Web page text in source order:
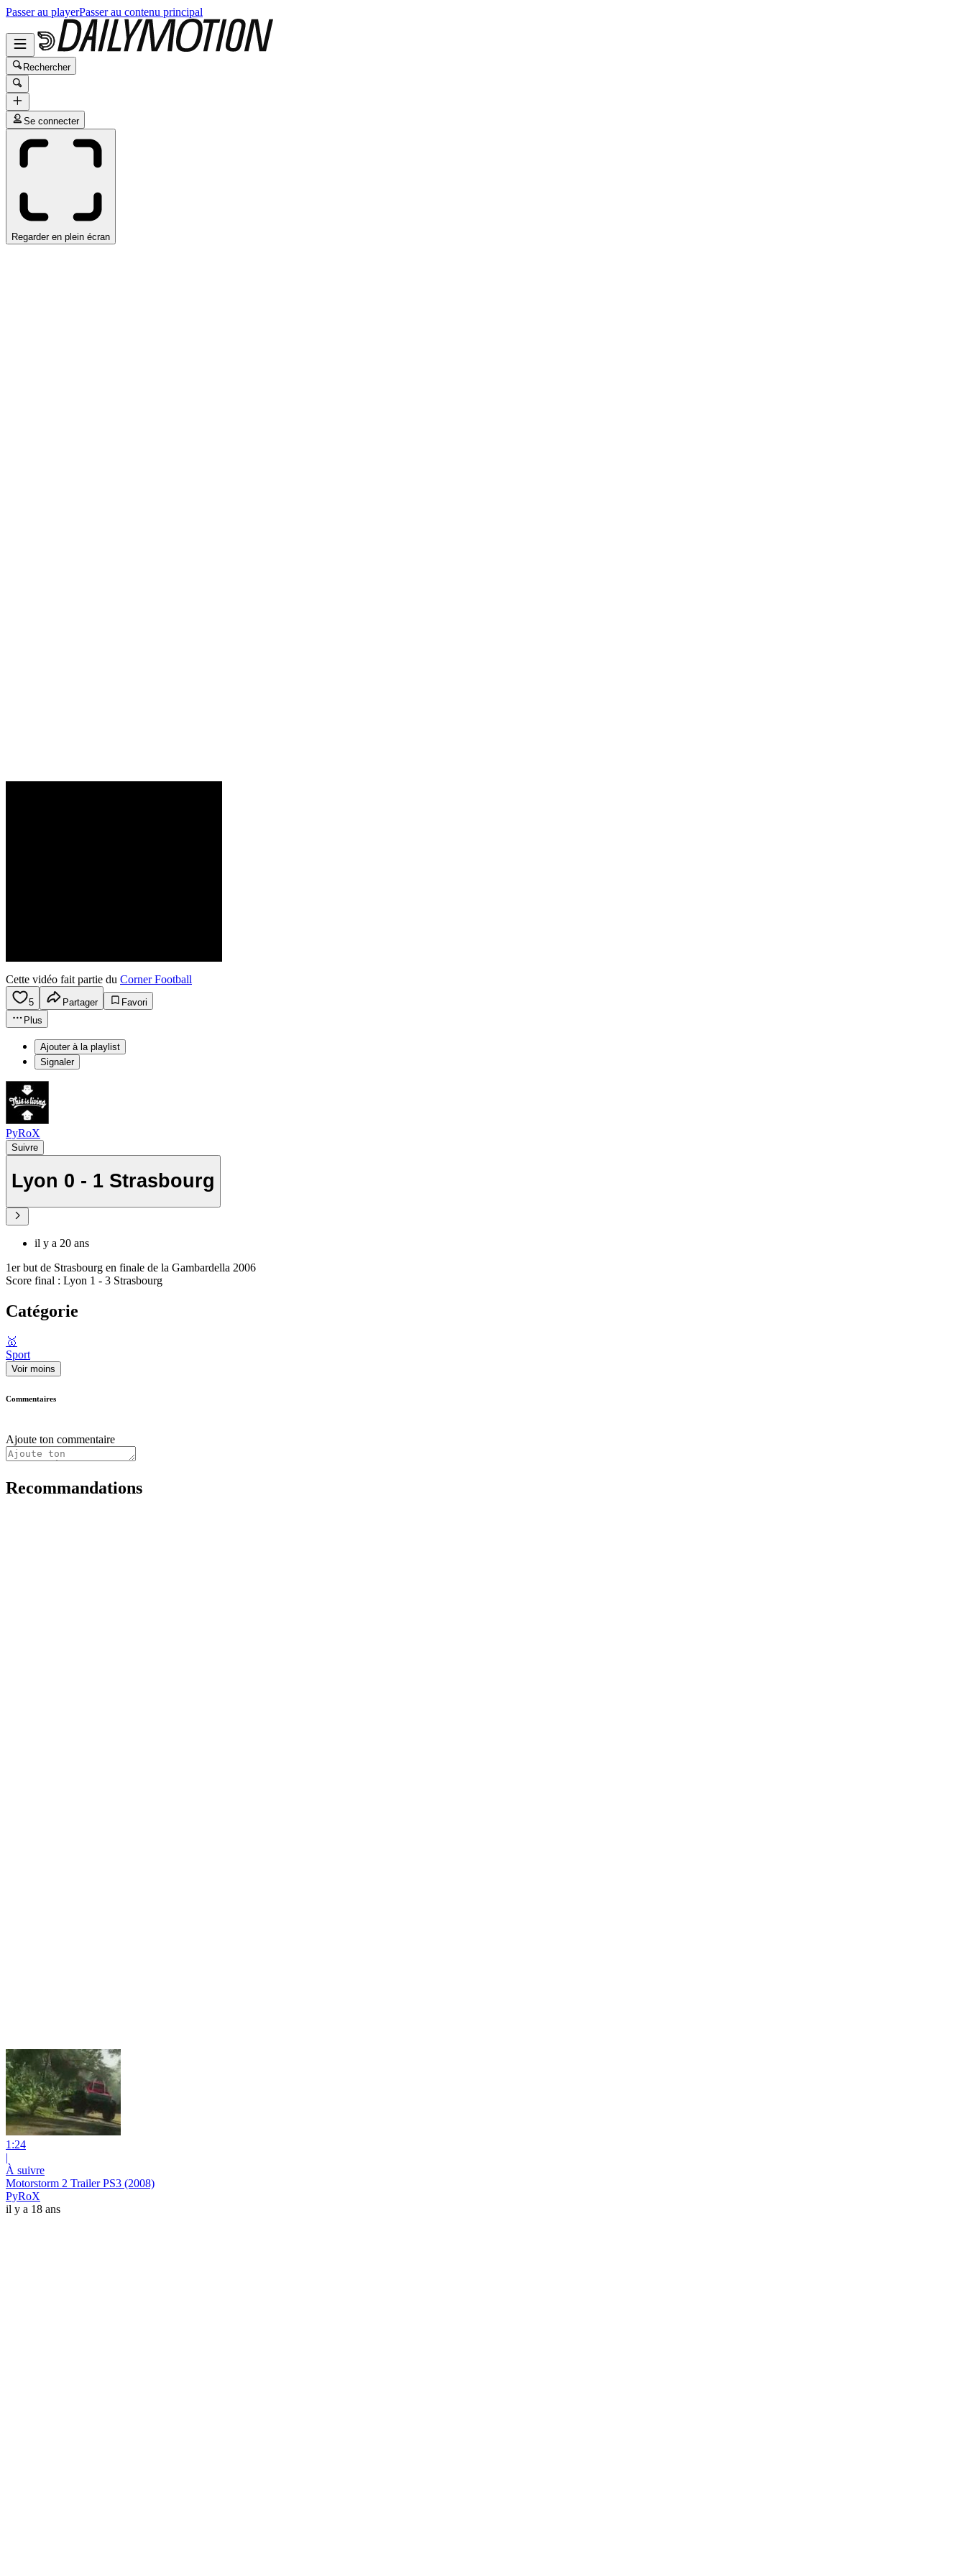
Passer au playerPasser au contenu principal
Rechercher
Se connecter
Regarder en plein écran
Cette vidéo fait partie du Corner Football
5 Partager
Favori
Plus
Ajouter à la playlist
Signaler
PyRoX
Suivre
Lyon 0 - 1 Strasbourg
il y a 20 ans
1er but de Strasbourg en finale de la Gambardella 2006
Score final : Lyon 1 - 3 Strasbourg
Catégorie
🥇
Sport
Voir moins
Commentaires
Ajoute ton commentaire
Recommandations
1:24
|
À suivre
Motorstorm 2 Trailer PS3 (2008)
PyRoX
il y a 18 ans